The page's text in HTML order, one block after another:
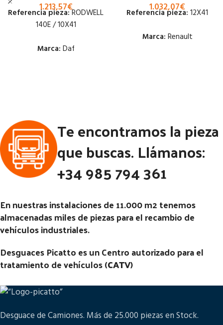
1.213,57€
Referencia pieza:RODWELL
140E / 10X41
Marca: Daf
DIAMETRO PALIER DIAMETRO
PALIER 57 MM [VP]DAF 1700
230 RG (4X2) | 02.80 - 02.90
Código Pieza:46129
1.032,07€
Referencia pieza: 12X41
Marca: Renault
02.88 - 02.99
46117
Te encontramos la pieza
que buscas. Llámanos:
+34 985 794 361
En nuestras instalaciones de 11.000 m2 tenemos
almacenadas miles de piezas para el recambio de
vehículos industriales.
Desguaces Picatto es un Centro autorizado para el
tratamiento de vehículos (CATV)
Desguace de Camiones. Más de 25.000 piezas en Stock.